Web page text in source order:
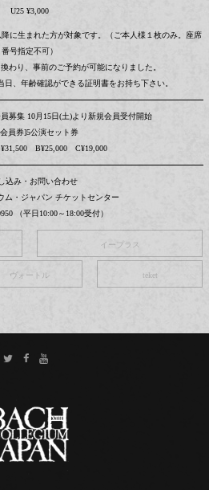
U25 ¥3,000
に生まれた方が対象です。（ご本人様１枚のみ。座席
番号指定不可）
わり、事前のご予約が可能になりました。
、年齢確認ができる証明書をお持ち下さい。
募集 10月15日(土)より新規会員受付開始
員券]5公演セット券
B¥25,000 C¥19,000
込み・お問い合わせ
ム・ジャパン チケットセンター
（平日10:00～18:00受付）
イープラス
ヴォートル teket